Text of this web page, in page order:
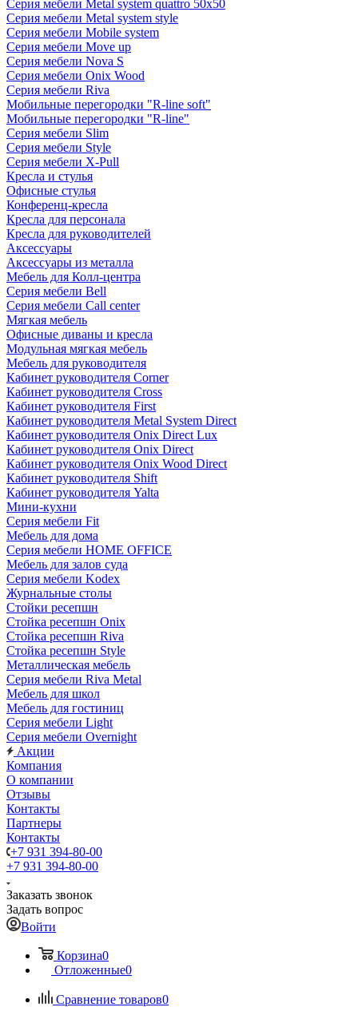
Серия мебели Metal system quattro 50x50
Серия мебели Metal system style
Серия мебели Mobile system
Серия мебели Move up
Серия мебели Nova S
Серия мебели Onix Wood
Серия мебели Riva
Мобильные перегородки "R-line soft"
Мобильные перегородки "R-line"
Серия мебели Slim
Серия мебели Style
Серия мебели X-Pull
Кресла и стулья
Офисные стулья
Конференц-кресла
Кресла для персонала
Кресла для руководителей
Аксессуары
Аксессуары из металла
Мебель для Колл-центра
Серия мебели Bell
Серия мебели Call center
Мягкая мебель
Офисные диваны и кресла
Модульная мягкая мебель
Мебель для руководителя
Кабинет руководителя Corner
Кабинет руководителя Cross
Кабинет руководителя First
Кабинет руководителя Metal System Direct
Кабинет руководителя Onix Direct Lux
Кабинет руководителя Onix Direct
Кабинет руководителя Onix Wood Direct
Кабинет руководителя Shift
Кабинет руководителя Yalta
Мини-кухни
Серия мебели Fit
Мебель для дома
Серия мебели HOME OFFICE
Мебель для залов суда
Серия мебели Kodex
Журнальные столы
Стойки ресепшн
Стойка ресепшн Onix
Стойка ресепшн Riva
Стойка ресепшн Style
Металлическая мебель
Серия мебели Riva Metal
Мебель для школ
Мебель для гостиниц
Серия мебели Light
Серия мебели Overnight
Акции
Компания
О компании
Отзывы
Контакты
Партнеры
Контакты
+7 931 394-80-00
+7 931 394-80-00
Заказать звонок
Задать вопрос
Войти
Корзина0
Отложенные0
Сравнение товаров0